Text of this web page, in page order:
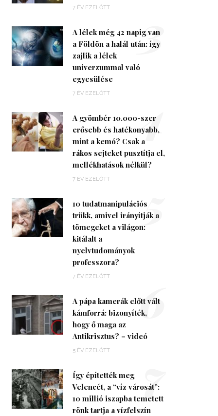
7 ÉV EZELŐTT
A lélek még 42 napig van
a Földön a halál után: így
zajlik a lélek
univerzummal való
egyesülése
7 ÉV EZELŐTT
3
A gyömbér 10.000-szer
erősebb és hatékonyabb,
mint a kemó? Csak a
rákos sejteket pusztítja el,
mellékhatások nélkül?
7 ÉV EZELŐTT
4
10 tudatmanipulációs
trükk, amivel irányítják a
tömegeket a világon:
kitálalt a
nyelvtudományok
professzora?
7 ÉV EZELŐTT
5
A pápa kamerák előtt vált
kámforrá: bizonyíték,
hogy ő maga az
Antikrisztus? – videó
5 ÉV EZELŐTT
6
Így építették meg
Velencét, a “víz városát”:
10 millió iszapba temetett
rönk tartja a vízfelszín
7